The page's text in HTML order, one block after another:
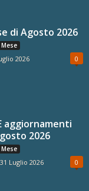
di Agosto 2026
2026 0
aggiornamenti
2026
31 Luglio 2026 0